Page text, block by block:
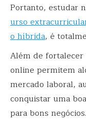
Portanto, estudar
urso
o híbrida, é
Além de fortalecer
online permitem
mercado laboral,
conquistar uma
para bons negócios.